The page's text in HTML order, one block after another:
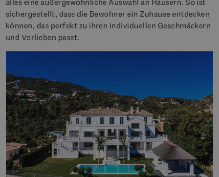
alles eine außergewöhnliche Auswahl an Häusern. So ist
sichergestellt, dass die Bewohner ein Zuhause entdecken
können, das perfekt zu ihren individuellen Geschmäckern
und Vorlieben passt.